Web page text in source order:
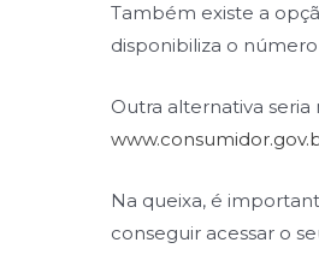
Também existe a
disponibiliza o
Outra alternativa
Na queixa, é
conseguir acessar o